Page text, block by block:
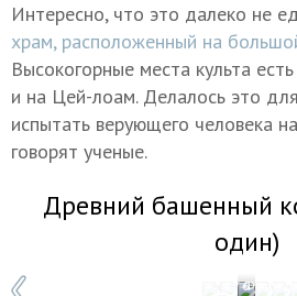
Интересно, что это далеко не
храм, расположенный на
Высокогорные места культа
и на Цей-лоам. Делалось это
испытать верующего человека
говорят ученые.
Древний башенный
один)
Фото:
1 / 6